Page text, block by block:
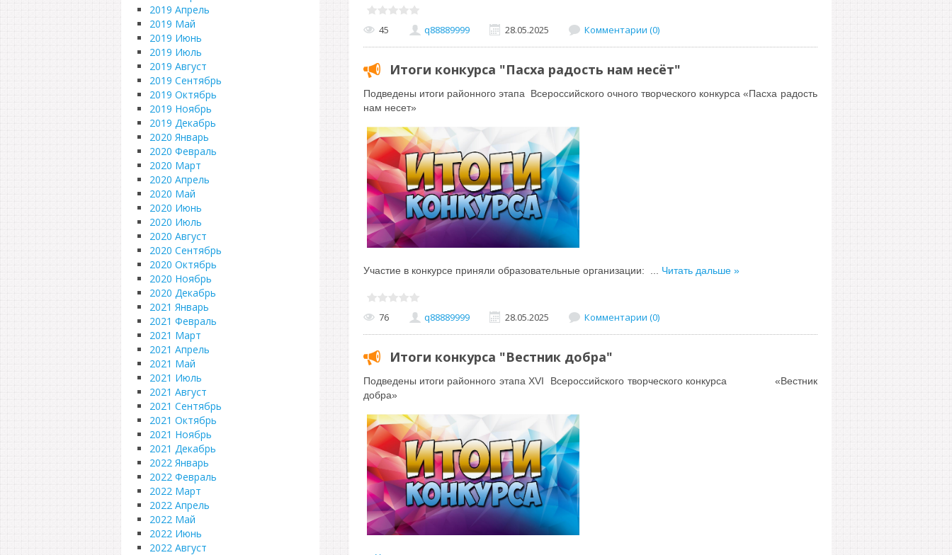
45 q88889999 28.05.2025 Комментарии (0)
Итоги конкурса "Пасха радость нам несёт"
Подведены итоги районного этапа Всероссийского очного творческого конкурса«Пасха радость
нам несет»
Участие в конкурсе приняли образовательные организации: Читать дальше »
76 q88889999 28.05.2025 Комментарии (0)
Итоги конкурса "Вестник добра"
Подведены итоги районного этапа XVI Всероссийского творческого конкурса
«Вестник
добра»
2019 Апрель
2019 Май
2019 Июнь
2019 Июль
2019 Август
2019 Сентябрь
2019 Октябрь
2019 Ноябрь
2019 Декабрь
2020 Январь
2020 Февраль
2020 Март
2020 Апрель
2020 Май
2020 Июнь
2020 Июль
2020 Август
2020 Сентябрь
2020 Октябрь
2020 Ноябрь
2020 Декабрь
2021 Январь
2021 Февраль
2021 Март
2021 Апрель
2021 Май
2021 Июль
2021 Август
2021 Сентябрь
2021 Октябрь
2021 Ноябрь
2021 Декабрь
2022 Январь
2022 Февраль
2022 Март
2022 Апрель
2022 Май
2022 Июнь
2022 Август